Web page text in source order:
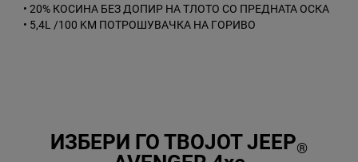
• 20% КОСИНА БЕЗ ДОПИР НА ТЛОТО СО ПРЕДНАТА ОСКА
• 5,4L /100 KM ПОТРОШУВАЧКА НА ГОРИВО
ИЗБЕРИ ГО ТВОЈОТ JEEP®